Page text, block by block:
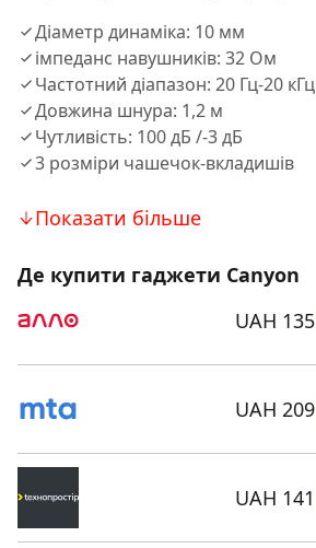
Дiаметр динамiка: 10 мм
iмпеданс навушникiв: 32 Ом
Частотний дiапазон: 20 Гц-20 кГц
Довжина шнура: 1,2 м
Чутливiсть: 100 дБ /-3 дБ
3 розмiри чашечок-вкладишiв
Показати більше
Де купити гаджети Canyon
UAH 135
UAH 209
UAH 141